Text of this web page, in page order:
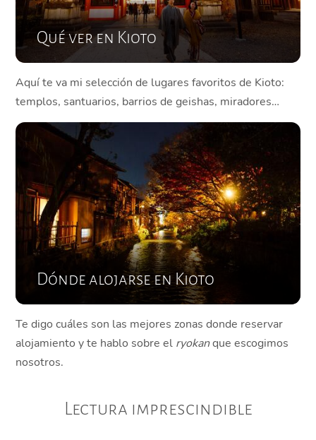
Qué ver en Kioto
Aquí te va mi selección de lugares favoritos de Kioto:
templos, santuarios, barrios de geishas, miradores…
Dónde alojarse en Kioto
Te digo cuáles son las mejores zonas donde reservar
alojamiento y te hablo sobre el ryokanque escogimos
nosotros.
Lectura imprescindible